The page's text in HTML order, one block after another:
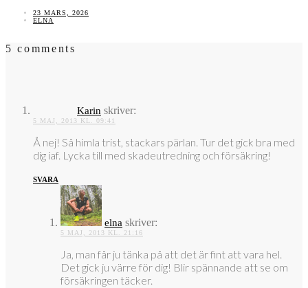
23 MARS, 2026
ELNA
5 comments
Karin skriver:
5 MAJ, 2013 KL. 09:41
Å nej! Så himla trist, stackars pärlan. Tur det gick bra med
dig iaf. Lycka till med skadeutredning och försäkring!
SVARA
elna skriver:
5 MAJ, 2013 KL. 21:16
Ja, man får ju tänka på att det är fint att vara hel.
Det gick ju värre för dig! Blir spännande att se om
försäkringen täcker.